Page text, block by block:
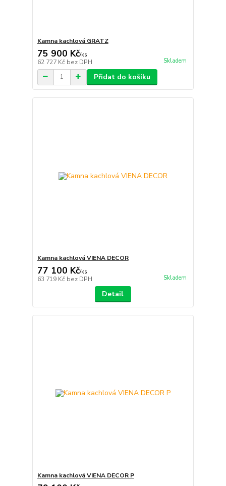
Kamna kachlová GRATZ
75 900 Kč/ks
62 727 Kč bez DPH Skladem
Přidat do košíku
Kamna kachlová VIENA DECOR
77 100 Kč/ks
63 719 Kč bez DPH Skladem
Detail
Kamna kachlová VIENA DECOR P